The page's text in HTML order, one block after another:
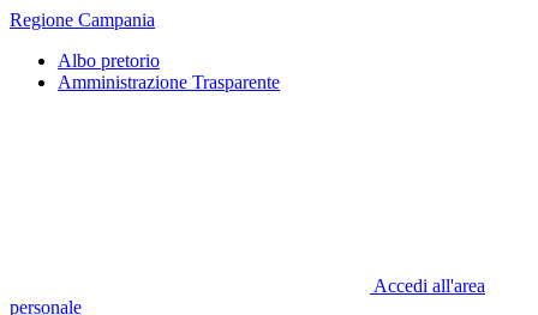
Regione Campania
Albo pretorio
Amministrazione Trasparente
Accedi all'area
personale